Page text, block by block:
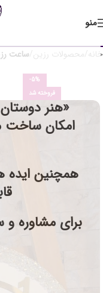
«هنر
امکان ساخت
همچنین
برای مشاوره و
منو
خانه ساعت
-5%
فروخته شد